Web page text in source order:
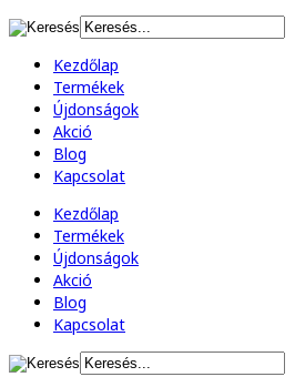
Kezdőlap
Termékek
Újdonságok
Akció
Blog
Kapcsolat
Kezdőlap
Termékek
Újdonságok
Akció
Blog
Kapcsolat